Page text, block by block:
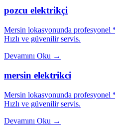
pozcu elektrikçi
Mersin lokasyonunda
Hızlı ve güvenilir servis.
Devamını Oku →
mersin elektrikci
Mersin lokasyonunda
Hızlı ve güvenilir servis.
Devamını Oku →